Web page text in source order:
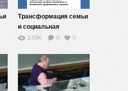
Трансформация семьи
и социальная
мобильность — 11
3.03K 0 0